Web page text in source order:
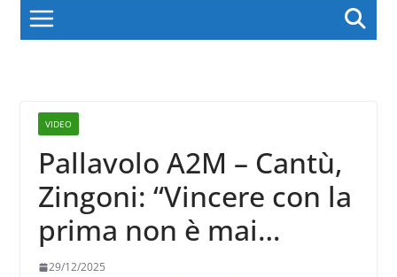
VIDEO
Pallavolo A2M – Cantù,
Zingoni: “Vincere con la
prima non è mai
semplice, e l’abbiamo
29/12/2025